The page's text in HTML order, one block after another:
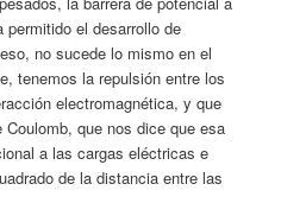
permitido el desarrollo de
no sucede lo mismo en el
tenemos la repulsión entre los
electromagnética, y que
que nos dice que esa
a las cargas eléctricas e
de la distancia entre las